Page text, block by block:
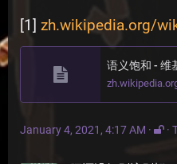
[1] zh.wikipedia.org/
语义饱和 - 维
January 4, 2021, 4:17 AM · ·